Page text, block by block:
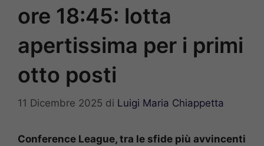
ore 18:45: lotta
apertissima per i primi
otto posti
11 Dicembre 2025 di Luigi Maria Chiappetta
Conference League, tra le sfide più avvincenti